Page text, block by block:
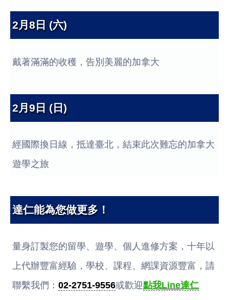
2月8日 (六)
戴著滿滿的收穫，告別美麗的加拿大
2月9日 (日)
經國際換日線，抵達臺北，結束此次難忘的加拿大
遊學之旅
達仁能為您做更多！
量身訂製您的留學、遊學、個人進修方案，十年以
上代辦豐富經驗，學校、課程、網課資源豐富，請
聯繫我們：02-2751-9556或歡迎點我Line達仁